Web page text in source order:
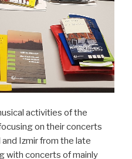
activities of the
on their concerts
Izmir from the late
with concerts of mainly